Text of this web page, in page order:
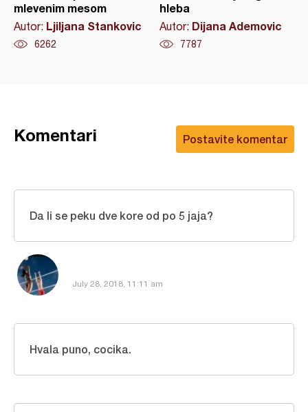
mlevenim mesom
Autor: Ljiljana Stankovic
6262
hleba
Autor: Dijana Ademovic
7787
Postavite komentar
Komentari
July 28, 2018, 11:11 am
Da li se peku dve kore od po 5 jaja?
Hvala puno, cocika.